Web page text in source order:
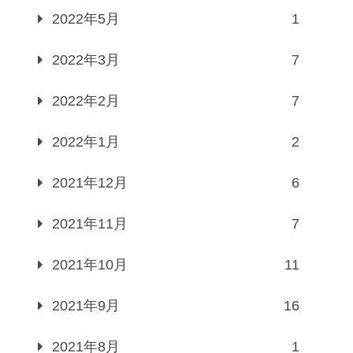
2022年5月 1
2022年3月 7
2022年2月 7
2022年1月 2
2021年12月 6
2021年11月 7
2021年10月 11
2021年9月 16
2021年8月 1